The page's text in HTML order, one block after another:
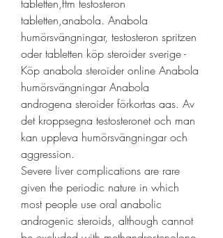
tabletten,ftm testosteron
tabletten,anabola. Anabola
humörsvängningar, testosteron spritzen
oder tabletten köp steroider sverige -
Köp anabola steroider online Anabola
humörsvängningar Anabola
androgena steroider förkortas aas. Av
det kroppsegna testosteronet och man
kan uppleva humörsvängningar och
aggression.
Severe liver complications are rare
given the periodic nature in which
most people use oral anabolic
androgenic steroids, although cannot